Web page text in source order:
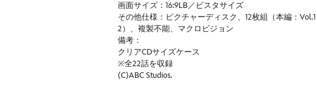
画面サイズ：16:9LB／ビスタサイズ
その他仕様：ピクチャーディスク、12枚組（本編：
2）、複製不能、マクロビジョン
備考：
クリアCDサイズケース
※全22話を収録
(C)ABC Studios.